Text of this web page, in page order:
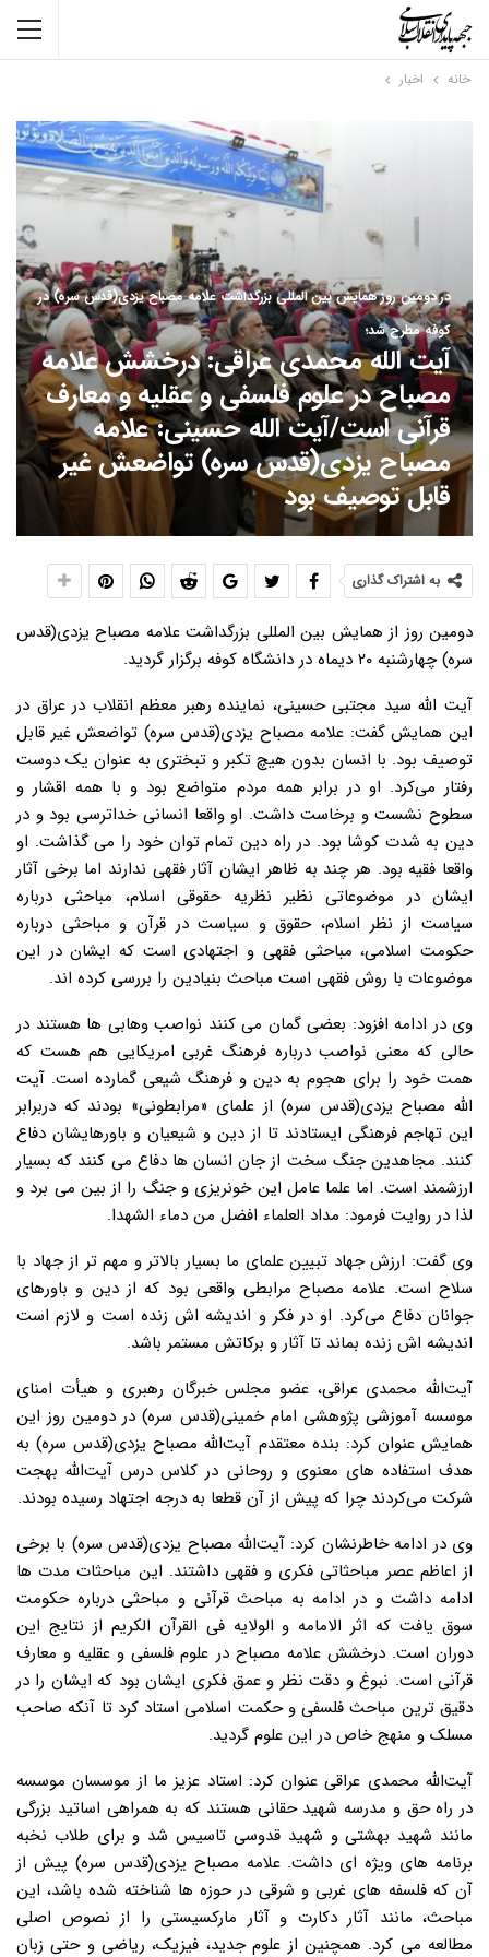
خانه اخبار
در دومین روز همایش بین المللی بزرگداشت علامه مصباح یزدی(قدس سره) در
کوفه مطرح شد؛
آیت الله محمدی عراقی: درخشش علامه
مصباح در علوم فلسفی و عقلیه و معارف‌
قرآنی است/آیت الله حسینی: علامه
مصباح یزدی(قدس سره) تواضعش غیر
قابل توصیف بود
به اشتراک گذاری
دومین روز از همایش بین المللی بزرگداشت علامه مصباح یزدی(قدس
سره) چهارشنبه ۲۰ دیماه در دانشگاه کوفه برگزار گردید.
آیت الله سید مجتبی حسینی، نماینده رهبر معظم انقلاب در عراق در
این همایش گفت: علامه مصباح یزدی(قدس سره) تواضعش غیر قابل
توصیف بود. با انسان بدون هیچ تکبر و تبختری به عنوان یک دوست
رفتار می‌کرد. او در برابر همه مردم متواضع بود و با همه اقشار و
سطوح نشست و برخاست داشت. ️او واقعا انسانی خداترسی بود و در
دین به شدت کوشا بود. در راه دین تمام توان خود را می گذاشت. او
واقعا فقیه بود. هر چند به ظاهر ایشان آثار فقهی ندارند اما برخی آثار
ایشان در موضوعاتی نظیر نظریه حقوقی اسلام، مباحثی درباره
سیاست از نظر اسلام، حقوق و سیاست در قرآن و مباحثی درباره
حکومت اسلامی، مباحثی فقهی و اجتهادی است که ایشان در این
موضوعات با روش فقهی است مباحث بنیادین را بررسی کرده اند.
وی در ادامه افزود: ️بعضی گمان می کنند نواصب وهابی ها هستند در
حالی که معنی نواصب درباره فرهنگ غربی امریکایی هم هست که
همت خود را برای هجوم به دین و فرهنگ شیعی گمارده است. آیت
الله مصباح یزدی(قدس سره) از علمای «مرابطونی» بودند که دربرابر
این تهاجم فرهنگی ایستادند تا از دین و شیعیان و باورهایشان دفاع
کنند. ️مجاهدین جنگ سخت از جان انسان ها دفاع می کنند که بسیار
ارزشمند است. اما علما عامل این خونریزی و جنگ را از بین می برد و
لذا در روایت فرمود: مداد العلماء افضل من دماء الشهدا.
وی گفت: ارزش جهاد تبیین علمای ما بسیار بالاتر و مهم تر از جهاد با
سلاح است. علامه مصباح مرابطی واقعی بود که از دین و باورهای
جوانان دفاع می‌کرد. او در فکر و اندیشه اش زنده است و لازم است
اندیشه اش زنده بماند تا آثار و برکاتش مستمر باشد.
آیت‌الله محمدی عراقی، عضو مجلس خبرگان رهبری و هیأت امنای
موسسه آموزشی پژوهشی امام خمینی(قدس سره) در دومین روز این
همایش عنوان کرد: بنده معتقدم آیت‌الله مصباح یزدی(قدس سره) به
هدف استفاده های معنوی و روحانی در کلاس درس آیت‌الله بهجت
شرکت می‌کردند چرا که پیش از آن قطعا به درجه اجتهاد رسیده بودند.
وی در ادامه خاطرنشان کرد: آیت‌الله مصباح یزدی(قدس سره) با برخی
از اعاظم عصر مباحثاتی فکری و فقهی داشتند. این مباحثات مدت ها
ادامه داشت و در ادامه به مباحث قرآنی و مباحثی درباره حکومت
سوق یافت که اثر الامامه و الولایه فی القرآن الکریم از نتایج این
دوران است. درخشش علامه مصباح در علوم فلسفی و عقلیه و معارف‌
قرآنی است. نبوغ و دقت نظر و عمق فکری ایشان بود که ایشان را در
دقیق ترین مباحث فلسفی و حکمت اسلامی استاد کرد تا آن‎که صاحب
مسلک و منهج خاص در این علوم گردید.
آیت‌الله محمدی عراقی عنوان کرد: استاد عزیز ما از موسسان موسسه
در راه حق و مدرسه شهید حقانی هستند که به همراهی اساتید بزرگی
مانند شهید بهشتی و شهید قدوسی تاسیس شد و برای طلاب نخبه
برنامه های ویژه ای داشت. علامه مصباح یزدی(قدس سره) پیش از
آن که فلسفه های غربی و شرقی در حوزه ها شناخته شده باشد، این
مباحث، مانند آثار دکارت و آثار مارکسیستی را از نصوص اصلی
مطالعه می کرد. همچنین از علوم جدید، فیزیک، ریاضی و حتی زبان